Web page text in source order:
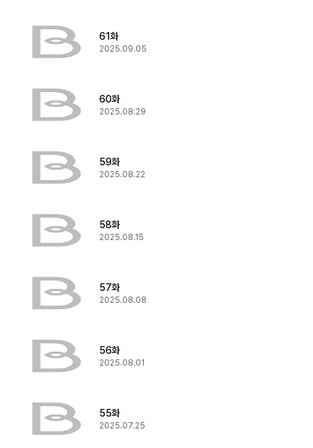
61화
2025.09.05
60화
2025.08.29
59화
2025.08.22
58화
2025.08.15
57화
2025.08.08
56화
2025.08.01
55화
2025.07.25